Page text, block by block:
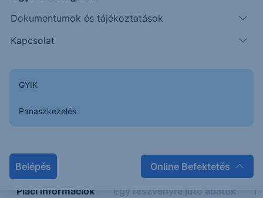
Dokumentumok és tájékoztatások
Kapcsolat
GYIK
Panaszkezelés
Belépés Online Befektetés
40.6000
Napon belüli Historikus
Piaci információk Egy részvényre jutó adatok